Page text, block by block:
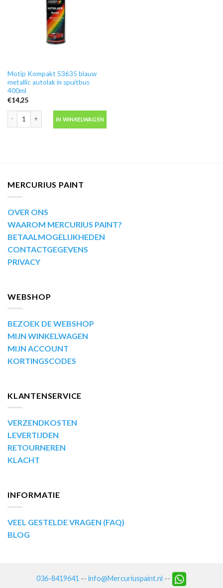
Motip Kompakt 53635 blauw
metallic autolak in spuitbus
400ml
€14,25
IN WINKELWAGEN
MERCURIUS PAINT
OVER ONS
WAAROM MERCURIUS PAINT?
BETAALMOGELIJKHEDEN
CONTACTGEGEVENS
PRIVACY
WEBSHOP
BEZOEK DE WEBSHOP
MIJN WINKELWAGEN
MIJN ACCOUNT
KORTINGSCODES
KLANTENSERVICE
VERZENDKOSTEN
LEVERTIJDEN
RETOURNEREN
KLACHT
INFORMATIE
VEEL GESTELDE VRAGEN (FAQ)
BLOG
036-8419641 -- info@Mercuriuspaint.nl --